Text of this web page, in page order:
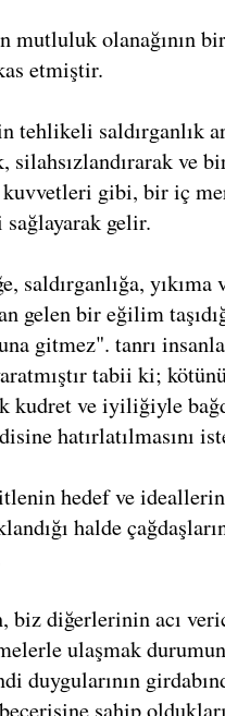
mutluluk olanağının
etmiştir.
tehlikeli saldırganlık
silahsızlandırarak ve
gibi, bir iç
gelir.
saldırganlığa, yıkıma
gelen bir eğilim
gitmez". tanrı
tabii ki;
kudret ve iyiliğiyle
hatırlatılmasını
hedef ve
halde
biz diğerlerinin acı
ulaşmak
duygularının
sahip